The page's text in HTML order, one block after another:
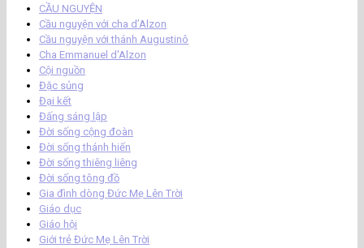
CẦU NGUYỆN
Cầu nguyện với cha d’Alzon
Cầu nguyện với thánh Augustinô
Cha Emmanuel d'Alzon
Cội nguồn
Đặc sủng
Đại kết
Đấng sáng lập
Đời sống cộng đoàn
Đời sống thánh hiến
Đời sống thiêng liêng
Đời sống tông đồ
Gia đình dòng Đức Mẹ Lên Trời
Giáo dục
Giáo hội
Giới trẻ Đức Mẹ Lên Trời